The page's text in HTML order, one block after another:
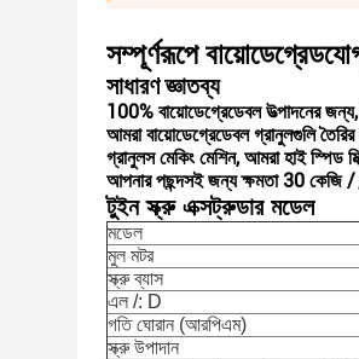
সম্পূর্ণরূপে
সাধারণ জ্ঞাতব্য
100% বায়োডেগ্রেডেবল উত্পাদনের
আমরা বায়োডেগ্রেডেবল গ্রানুলগুলি তৈরির
গ্রানুলস মেকিং মেশিন, আমরা হাই স্পিড
আপনার পছন্দসই জন্য ক্ষমতা 30 কেজি /
টুইন স্ক্রু এক্সট্রুডার মডেল
মডেল
মুল মটর
স্ক্রু ব্যাস
এল /: D
গতি ঘোরান (আরপিএম)
স্ক্রু উপাদান